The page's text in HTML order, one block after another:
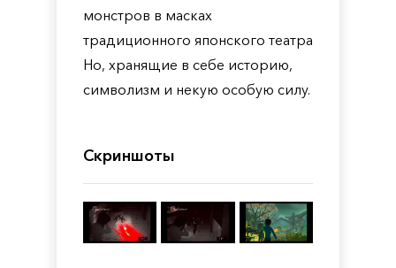
монстров в масках
традиционного японского театра
Но, хранящие в себе историю,
символизм и некую особую силу.
Скриншоты